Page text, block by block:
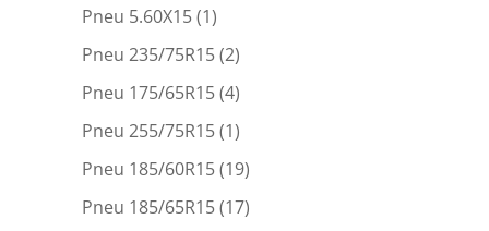
Pneu 5.60X15(1)
Pneu 235/75R15(2)
Pneu 175/65R15(4)
Pneu 255/75R15(1)
Pneu 185/60R15(19)
Pneu 185/65R15(17)